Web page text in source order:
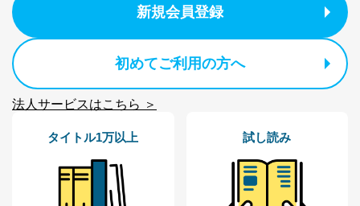
③国の機関又は地方公共団体が法令の定める事務を遂行
用目的を本人に通知し、又は公表することによって当該
事務の遂行に支障を及ぼすおそれがあるとき
④開示対象個人情報の利用目的が明らかな場合
開示対象個人情報については、保有個人データの本人ま
（内容の訂正、追加または削除）、利用停止等（「利用
に対応させていただいております。 当社顧客の皆様の
個人情報は「マイページ」にログインしていただくこと
で、訂正、追加、変更を行っていただくことが出来ま
新規会員登録
初めてご利用の方へ
法人サービスはこちら ＞
タイトル1万以上 試し読み